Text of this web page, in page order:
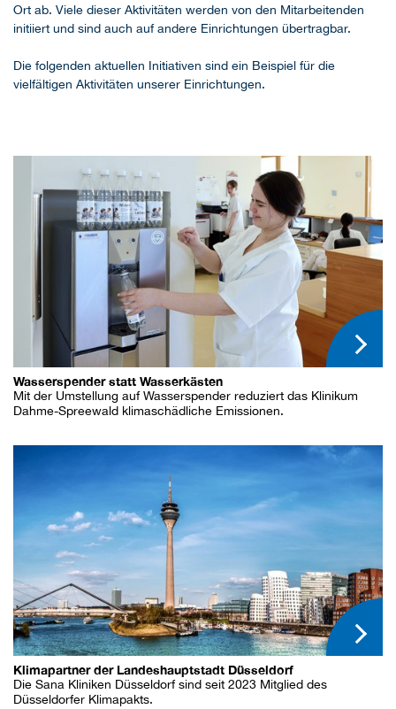
Ort ab. Viele dieser Aktivitäten werden von den Mitarbeitenden
initiiert und sind auch auf andere Einrichtungen übertragbar.
Die folgenden aktuellen Initiativen sind ein Beispiel für die
vielfältigen Aktivitäten unserer Einrichtungen.
Wasserspender statt Wasserkästen
Mit der Umstellung auf Wasserspender reduziert das Klinikum
Dahme-Spreewald klimaschädliche Emissionen.
Klimapartner der Landeshauptstadt Düsseldorf
Die Sana Kliniken Düsseldorf sind seit 2023 Mitglied des
Düsseldorfer Klimapakts.